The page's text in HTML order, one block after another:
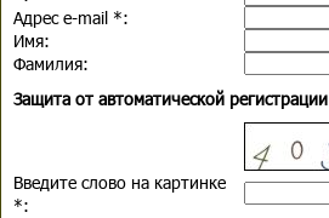
Адрес e-mail *:
Имя:
Фамилия:
Защита от автоматической регистрации
Введите слово на картинке
*: